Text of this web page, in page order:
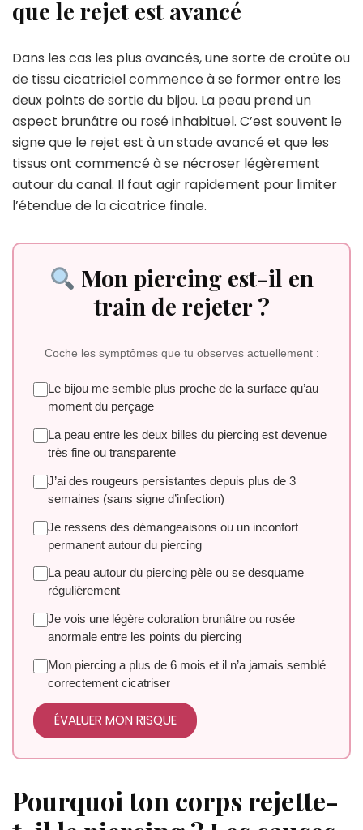
que le rejet est avancé
Dans les cas les plus avancés, une sorte de croûte ou
de tissu cicatriciel commence à se former entre les
deux points de sortie du bijou. La peau prend un
aspect brunâtre ou rosé inhabituel. C’est souvent le
signe que le rejet est à un stade avancé et que les
tissus ont commencé à se nécroser légèrement
autour du canal. Il faut agir rapidement pour limiter
l’étendue de la cicatrice finale.
Mon piercing est-il en
train de rejeter ?
Coche les symptômes que tu observes actuellement :
Le bijou me semble plus proche de la surface qu’au
moment du perçage
La peau entre les deux billes du piercing est devenue
très fine ou transparente
J’ai des rougeurs persistantes depuis plus de 3
semaines (sans signe d’infection)
Je ressens des démangeaisons ou un inconfort
permanent autour du piercing
La peau autour du piercing pèle ou se desquame
régulièrement
Je vois une légère coloration brunâtre ou rosée
anormale entre les points du piercing
Mon piercing a plus de 6 mois et il n’a jamais semblé
correctement cicatriser
ÉVALUER MON RISQUE
Pourquoi ton corps rejette-